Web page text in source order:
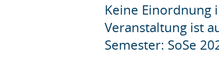
Keine Einordnung
Veranstaltung ist
Semester: SoSe